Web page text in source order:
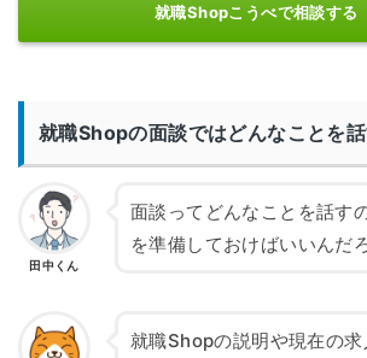
就職Shopこうべで相談する
就職Shopの面談ではどんなことを話
田中くん
面談ってどんなことを話す
を準備しておけばいいんだ
就職Shopの説明や現在の